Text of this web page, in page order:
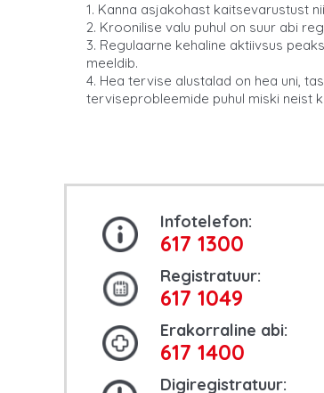
1. Kanna asjakohast kaitsevarustust
2. Kroonilise valu puhul on suur abi
3. Regulaarne kehaline aktiivsus
meeldib.
4. Hea tervise alustalad on hea uni,
terviseprobleemide puhul miski neist
Infotelefon:
617 1300
Registratuur:
617 1049
Erakorraline abi:
617 1400
Digiregistratuur: